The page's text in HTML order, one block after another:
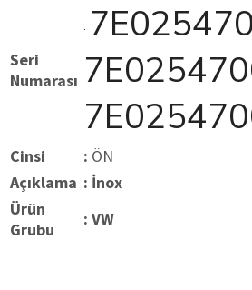
Seri
Numarası
:
Cinsi : ÖN
Açıklama : İnox
Ürün
Grubu
: VW